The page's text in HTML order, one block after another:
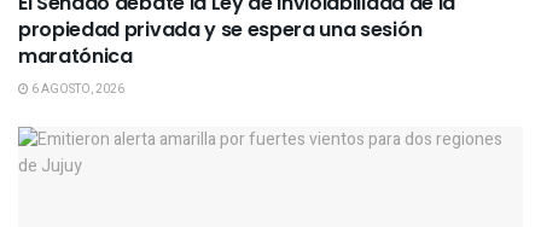
propiedad privada y se espera una sesión
maratónica
6 AGOSTO, 2026